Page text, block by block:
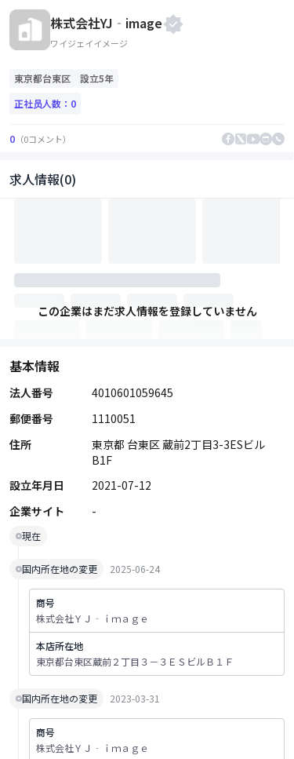
株式会社YJ‐image
ワイジェイイメージ
東京都台東区
設立5年
正社员人数： 0
0 （0コメント）
求人情報(0)
この企業はまだ求人情報を登録していません
基本情報
法人番号
4010601059645
郵便番号
1110051
住所
東京都 台東区 蔵前2丁目3-3ESビル
B1F
設立年月日
2021-07-12
企業サイト
-
現在
国内所在地の変更 2025-06-24
商号
株式会社ＹＪ‐ｉｍａｇｅ
本店所在地
東京都台東区蔵前２丁目３－３ＥＳビルＢ１Ｆ
国内所在地の変更 2023-03-31
商号
株式会社ＹＪ‐ｉｍａｇｅ